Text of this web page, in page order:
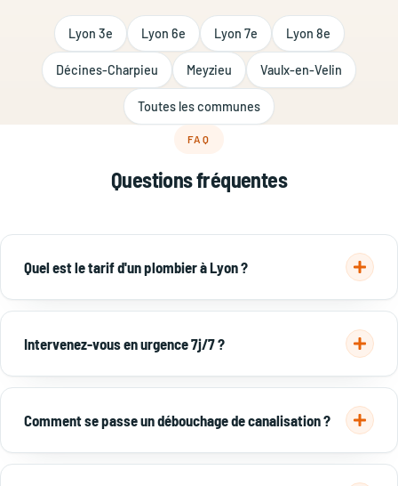
Lyon 3e Lyon 6e Lyon 7e Lyon 8e
Décines-Charpieu Meyzieu Vaulx-en-Velin
Toutes les communes
FAQ
Questions fréquentes
Quel est le tarif d'un plombier à Lyon ?
Déplacement + diagnostic 50–80 €, débouchage 150–300 €,
recherche de fuite 150–400 €, remplacement de robinet 80–
150 €.Devis gratuit →
Intervenez-vous en urgence 7j/7 ?
Oui, urgence plomberie 7j/7 à Lyon et dans l'est lyonnais :
fuite, canalisation bouchée, WC bouché, ballon en panne.
Appelez le 06 65 45 25 36.
Comment se passe un débouchage de canalisation ?
Identification du bouchon, débouchage par furet ou